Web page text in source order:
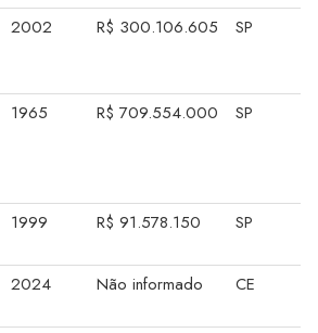
2002 R$ 300.106.605 SP
1965 R$ 709.554.000 SP
1999 R$ 91.578.150 SP
2024 Não informado CE